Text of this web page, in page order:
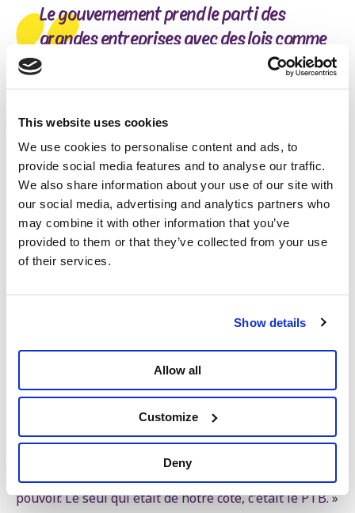
This website uses cookies
We use cookies to personalise content and ads, to
provide social media features and to analyse our traffic.
We also share information about your use of our site with
our social media, advertising and analytics partners who
may combine it with other information that you’ve
provided to them or that they’ve collected from your use
of their services.
Show details
Allow all
Customize
Deny
Le gouvernement prend le parti des
grandes entreprises avec des lois comme
le gel des salaires et, pendant ce temps, les
prix ne cessent d'augmenter. J'ai hâte de
Elle est devenue l'un des visages de la lutte du
personnel lorsque Delhaize a annoncé le
désinvestissement et la franchisation de 128
magasins. « Lorsque les plans ont été annoncés, j'ai
tout de suite compris ce que cela signifiait. Notre
bas et une grande flexibilité. Les conditions de travail
dans les magasins indépendants sont encore bien
Delhaize. Delhaize les pousse dans une course vers le
Elle considère son passage au PTB comme une
conséquence logique de son engagement syndical.
« Le gouvernement aurait pu mettre un terme à la
franchisation. C'était un choix politique de ne pas le
faire. Nous n'avons pas pu compter sur les partis au
pouvoir. Le seul qui était de notre côté, c'était le PTB. »